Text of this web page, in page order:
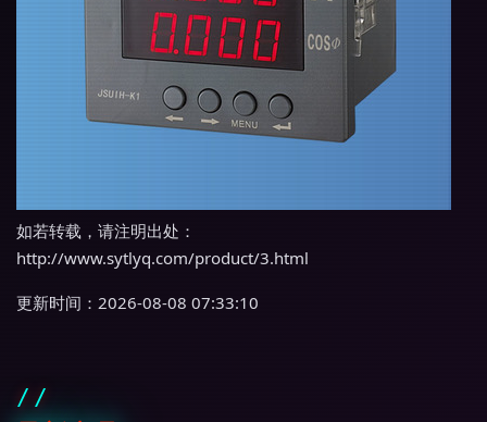
如若转载，请注明出处：
http://www.sytlyq.com/product/3.html
更新时间：2026-08-08 07:33:10